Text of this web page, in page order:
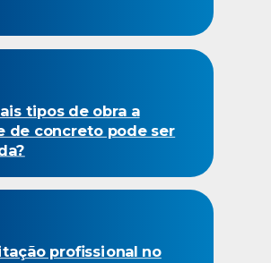
profissional no
tipos de obra a
de concreto pode ser